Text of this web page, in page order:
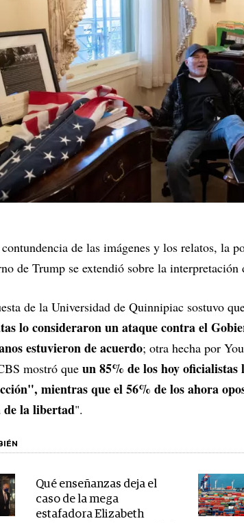
contundencia de las imágenes y los relatos, la
de Trump se extendió sobre la interpretación
de la Universidad de Quinnipiac sostuvo
lo consideraron un ataque contra el
estuvieron de acuerdo; otra hecha por
mostró que un 85% de los hoy
mientras que el 56% de los ahora
de la libertad".
Qué enseñanzas deja el
caso de la mega
estafadora Elizabeth